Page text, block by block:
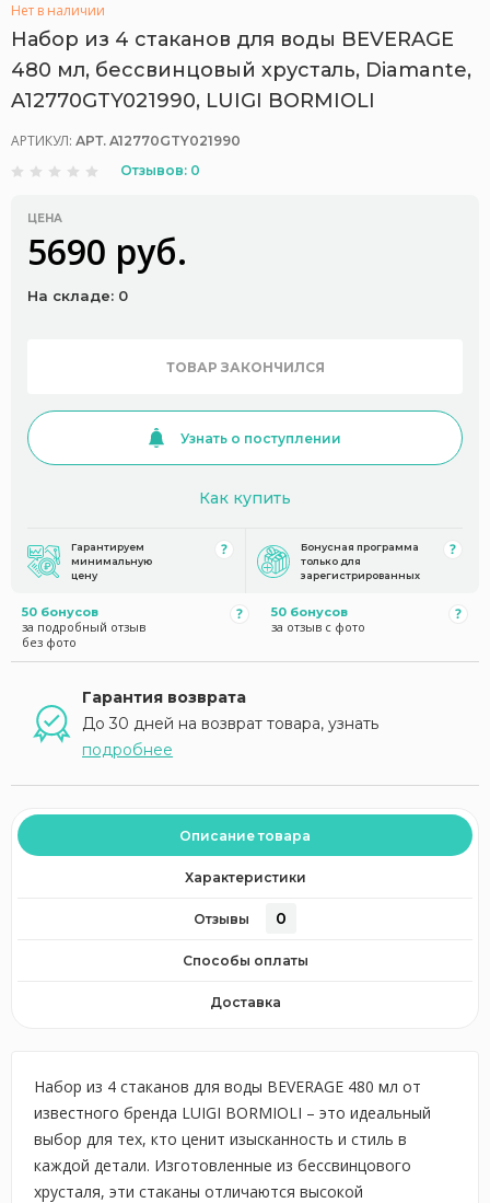
Нет в наличии
Набор из 4 стаканов для воды BEVERAGE
480 мл, бессвинцовый хрусталь, Diamante,
A12770GTY021990, LUIGI BORMIOLI
АРТИКУЛ: АРТ. A12770GTY021990
Отзывов: 0
ЦЕНА
5690 руб.
На складе: 0
ТОВАР ЗАКОНЧИЛСЯ
Узнать о поступлении
Как купить
Гарантируем
минимальную
цену
Бонусная программа
только для
зарегистрированных
50 бонусов
за подробный отзыв
без фото
50 бонусов
за отзыв с фото
Гарантия возврата
До 30 дней на возврат товара, узнать
подробнее
Описание товара
Характеристики
Отзывы 0
Способы оплаты
Доставка
Набор из 4 стаканов для воды BEVERAGE 480 мл от
известного бренда LUIGI BORMIOLI – это идеальный
выбор для тех, кто ценит изысканность и стиль в
каждой детали. Изготовленные из бессвинцового
хрусталя, эти стаканы отличаются высокой